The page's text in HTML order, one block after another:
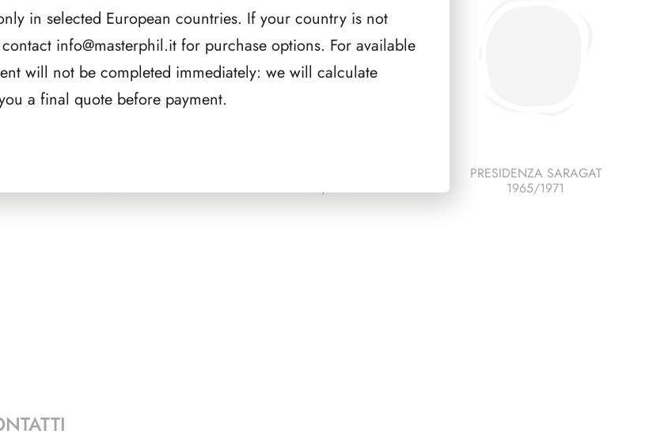
PAGINE 7
1955/1962
PRESIDENZA SARAGAT
1965/1971
in selected European countries. If your country is not
info@masterphil.itfor purchase options. For available
will not be completed immediately: we will calculate
a final quote before payment.